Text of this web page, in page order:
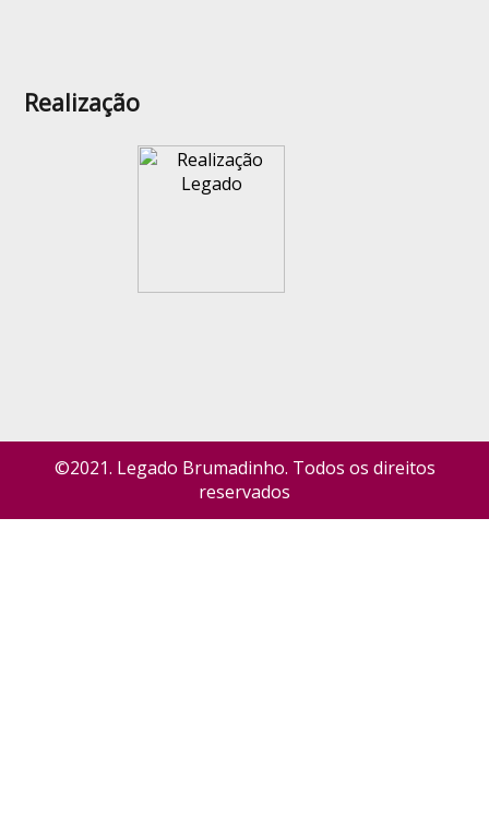
Realização
©2021. Legado Brumadinho. Todos os direitos
reservados